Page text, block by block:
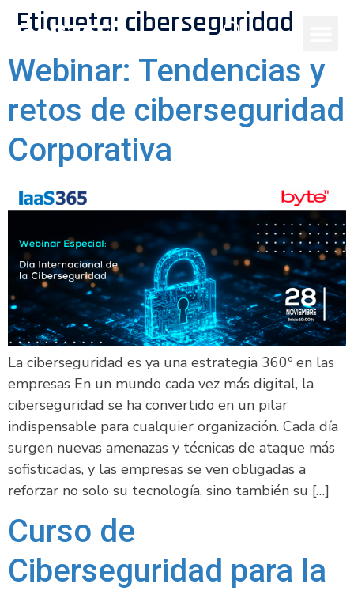
Etiqueta: ciberseguridad
Webinar: Tendencias y
retos de ciberseguridad
Corporativa
La ciberseguridad es ya una estrategia 360º en las
empresas En un mundo cada vez más digital, la
ciberseguridad se ha convertido en un pilar
indispensable para cualquier organización. Cada día
surgen nuevas amenazas y técnicas de ataque más
sofisticadas, y las empresas se ven obligadas a
reforzar no solo su tecnología, sino también su […]
Curso de
Ciberseguridad para la